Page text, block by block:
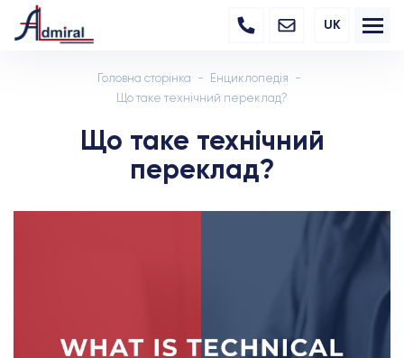
UK
Головна сторінка
Енциклопедія
Що таке технічний переклад?
Що таке технічний
переклад?